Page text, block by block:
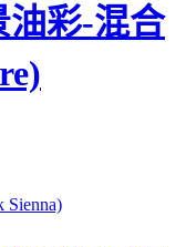
油彩-混合